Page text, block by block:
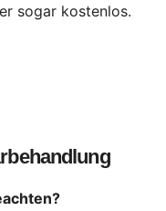
sogar kostenlos.